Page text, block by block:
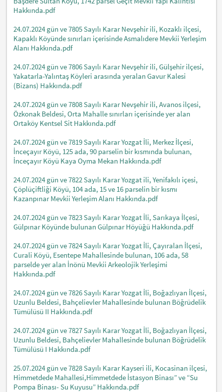
Hakkında.pdf
24.07.2024 gün ve 7805 Sayılı Karar Nevşehir ili, Kozaklı ilçesi,
Kapaklı Köyünde sınırları içerisinde Asmalıdere Mevkii Yerleşim
Alanı Hakkında.pdf
24.07.2024 gün ve 7806 Sayılı Karar Nevşehir ili, Gülşehir ilçesi,
Yakatarla-Yalıntaş Köyleri arasında yeralan Gavur Kalesi
(Bizans) Hakkında.pdf
24.07.2024 gün ve 7808 Sayılı Karar Nevşehir ili, Avanos ilçesi,
Özkonak Beldesi, Orta Mahalle sınırları içerisinde yer alan
Ortaköy Kentsel Sit Hakkında.pdf
24.07.2024 gün ve 7819 Sayılı Karar Yozgat İli, Merkez İlçesi,
İnceçayır Köyü, 125 ada, 90 parselin bir kısmında bulunan,
İnceçayır Köyü Kaya Oyma Mekan Hakkında.pdf
24.07.2024 gün ve 7822 Sayılı Karar Yozgat ili, Yenifakılı içesi,
Çöplüçiftliği Köyü, 104 ada, 15 ve 16 parselin bir kısmı
Kazanpınar Mevkii Yerleşim Alanı Hakkında.pdf
24.07.2024 gün ve 7823 Sayılı Karar Yozgat İli, Sarıkaya İlçesi,
Gülpınar Köyünde bulunan Gülpınar Höyüğü Hakkında.pdf
24.07.2024 gün ve 7824 Sayılı Karar Yozgat İli, Çayıralan İlçesi,
Curali Köyü, Esentepe Mahallesinde bulunan, 106 ada, 58
parselde yer alan İnönü Mevkii Arkeolojik Yerleşimi
Hakkında.pdf
24.07.2024 gün ve 7826 Sayılı Karar Yozgat İli, Boğazlıyan İlçesi,
Uzunlu Beldesi, Bahçelievler Mahallesinde bulunan Böğrüdelik
Tümülüsü II Hakkında.pdf
24.07.2024 gün ve 7827 Sayılı Karar Yozgat İli, Boğazlıyan İlçesi,
Uzunlu Beldesi, Bahçelievler Mahallesinde bulunan Böğrüdelik
Tümülüsü I Hakkında.pdf
25.07.2024 gün ve 7828 Sayılı Karar Kayseri ili, Kocasinan ilçesi,
Himmetdede Mahallesi,Himmetdede İstasyon Binası” ve “Su
Pompa Binası- Su Kuyusu” Hakkında.pdf